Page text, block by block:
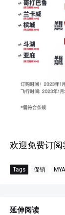
欢迎免费订阅
Tags 促销
延伸阅读